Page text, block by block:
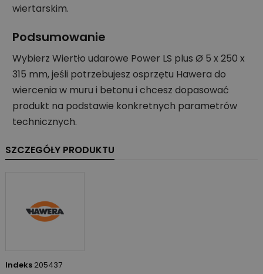
wiertarskim.
Podsumowanie
Wybierz Wiertło udarowe Power LS plus Ø 5 x 250 x
315 mm, jeśli potrzebujesz osprzętu Hawera do
wiercenia w muru i betonu i chcesz dopasować
produkt na podstawie konkretnych parametrów
technicznych.
SZCZEGÓŁY PRODUKTU
Indeks 205437